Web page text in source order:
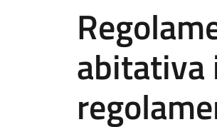
abitativa